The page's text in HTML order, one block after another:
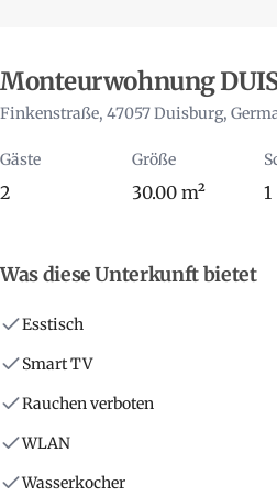
Monteurwohnung
Finkenstraße, 47057 Duisburg,
Gäste
2
Größe
30.00 m² 1
Was diese Unterkunft bietet
Esstisch
Smart TV
Rauchen verboten
WLAN
Wasserkocher